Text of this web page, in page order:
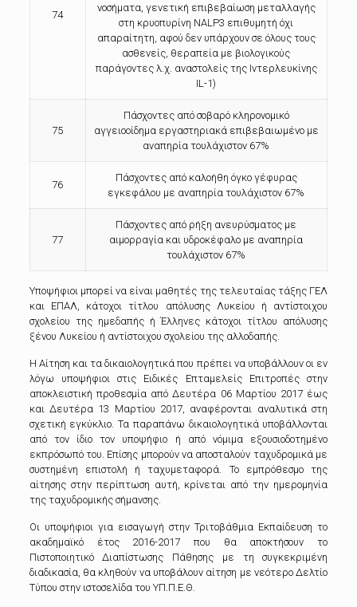
74
νοσήματα, γενετική επιβεβαίωση μεταλλαγής
στη κρυοπυρίνη NALP3 επιθυμητή όχι
απαραίτητη, αφού δεν υπάρχουν σε όλους τους
ασθενείς, θεραπεία με βιολογικούς
παράγοντες λ.χ. αναστολείς της Ιντερλευκίνης
IL-1)
75
Πάσχοντες από σοβαρό κληρονομικό
αγγειοοίδημα εργαστηριακά επιβεβαιωμένο με
αναπηρία τουλάχιστον 67%
76
Πάσχοντες από καλοήθη όγκο γέφυρας
εγκεφάλου με αναπηρία τουλάχιστον 67%
77
Πάσχοντες από ρήξη ανευρύσματος με
αιμορραγία και υδροκέφαλο με αναπηρία
τουλάχιστον 67%
Υποψήφιοι μπορεί να είναι μαθητές της τελευταίας τάξης ΓΕΛ
και ΕΠΑΛ, κάτοχοι τίτλου απόλυσης Λυκείου ή αντίστοιχου
σχολείου της ημεδαπής ή Έλληνες κάτοχοι τίτλου απόλυσης
ξένου Λυκείου ή αντίστοιχου σχολείου της αλλοδαπής.
Η Αίτηση και τα δικαιολογητικά που πρέπει να υποβάλλουν οι εν
λόγω υποψήφιοι στις Ειδικές Επταμελείς Επιτροπές στην
αποκλειστική προθεσμία από Δευτέρα 06 Μαρτίου 2017 έως
και Δευτέρα 13 Μαρτίου 2017, αναφέρονται αναλυτικά στη
σχετική εγκύκλιο. Τα παραπάνω δικαιολογητικά υποβάλλονται
από τον ίδιο τον υποψήφιο ή από νόμιμα εξουσιοδοτημένο
εκπρόσωπό του. Επίσης μπορούν να αποσταλούν ταχυδρομικά με
συστημένη επιστολή ή ταχυμεταφορά. Το εμπρόθεσμο της
αίτησης στην περίπτωση αυτή, κρίνεται από την ημερομηνία
της ταχυδρομικής σήμανσης.
Οι υποψήφιοι για εισαγωγή στην Τριτοβάθμια Εκπαίδευση το
ακαδημαϊκό έτος 2016-2017 που θα αποκτήσουν το
Πιστοποιητικό Διαπίστωσης Πάθησης με τη συγκεκριμένη
διαδικασία, θα κληθούν να υποβάλουν αίτηση με νεότερο Δελτίο
Τύπου στην ιστοσελίδα του ΥΠ.Π.Ε.Θ.